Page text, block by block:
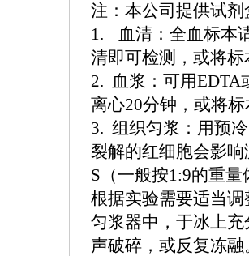
注：本公司提供试
1.
血清：全血标本
清即可检测，或将
2. 血浆：可用EDTA
离心20分钟，或将
3. 组织匀浆：用预
裂解的红细胞会影
S（一般按1:9的重
根据实验需要适当
匀浆器中，于冰上
声破碎，或反复冻